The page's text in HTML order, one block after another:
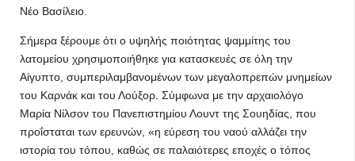
Νέο Βασίλειο.
Σήμερα ξέρουμε ότι ο υψηλής ποιότητας ψαμμίτης του
λατομείου χρησιμοποιήθηκε για κατασκευές σε όλη την
Αίγυπτο, συμπεριλαμβανομένων των μεγαλοπρεπών μνημείων
του Καρνάκ και του Λούξορ. Σύμφωνα με την αρχαιολόγο
Μαρία Νίλσον του Πανεπιστημίου Λουντ της Σουηδίας, που
προΐσταται των ερευνών, «η εύρεση του ναού αλλάζει την
ιστορία του τόπου, καθώς σε παλαιότερες εποχές ο τόπος